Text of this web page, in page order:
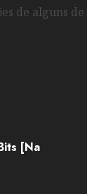
de alguns de
[Na